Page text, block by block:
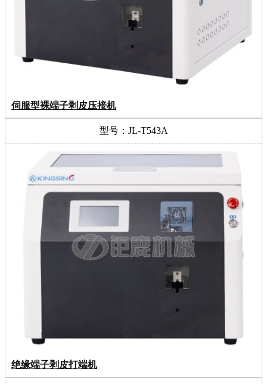
伺服型裸端子剥皮压接机
型号：JL-T543A
绝缘端子剥皮打端机